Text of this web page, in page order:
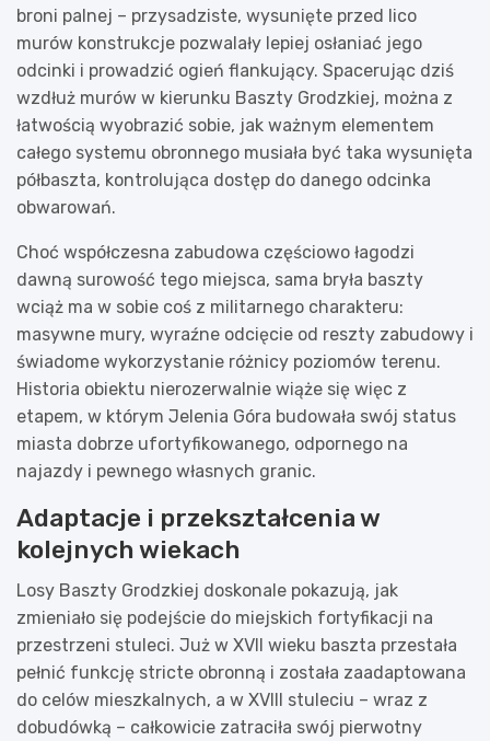
broni palnej – przysadziste, wysunięte przed lico
murów konstrukcje pozwalały lepiej osłaniać jego
odcinki i prowadzić ogień flankujący. Spacerując dziś
wzdłuż murów w kierunku Baszty Grodzkiej, można z
łatwością wyobrazić sobie, jak ważnym elementem
całego systemu obronnego musiała być taka wysunięta
półbaszta, kontrolująca dostęp do danego odcinka
obwarowań.
Choć współczesna zabudowa częściowo łagodzi
dawną surowość tego miejsca, sama bryła baszty
wciąż ma w sobie coś z militarnego charakteru:
masywne mury, wyraźne odcięcie od reszty zabudowy i
świadome wykorzystanie różnicy poziomów terenu.
Historia obiektu nierozerwalnie wiąże się więc z
etapem, w którym Jelenia Góra budowała swój status
miasta dobrze ufortyfikowanego, odpornego na
najazdy i pewnego własnych granic.
Adaptacje i przekształcenia w
kolejnych wiekach
Losy Baszty Grodzkiej doskonale pokazują, jak
zmieniało się podejście do miejskich fortyfikacji na
przestrzeni stuleci. Już w XVII wieku baszta przestała
pełnić funkcję stricte obronną i została zaadaptowana
do celów mieszkalnych, a w XVIII stuleciu – wraz z
dobudówką – całkowicie zatraciła swój pierwotny